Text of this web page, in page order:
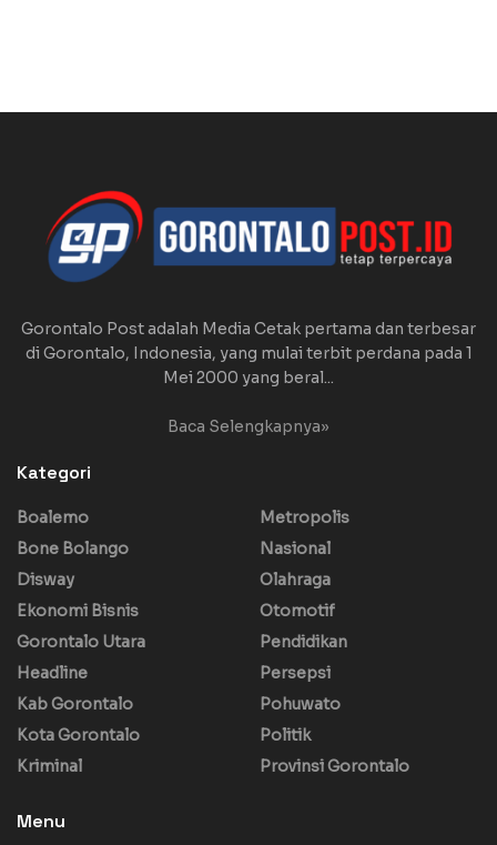
Gorontalo Post adalah Media Cetak pertama dan terbesar
di Gorontalo, Indonesia, yang mulai terbit perdana pada 1
Mei 2000 yang beral...
Baca Selengkapnya»
Kategori
Boalemo
Bone Bolango
Disway
Ekonomi Bisnis
Gorontalo Utara
Headline
Kab Gorontalo
Kota Gorontalo
Kriminal
Metropolis
Nasional
Olahraga
Otomotif
Pendidikan
Persepsi
Pohuwato
Politik
Provinsi Gorontalo
Menu